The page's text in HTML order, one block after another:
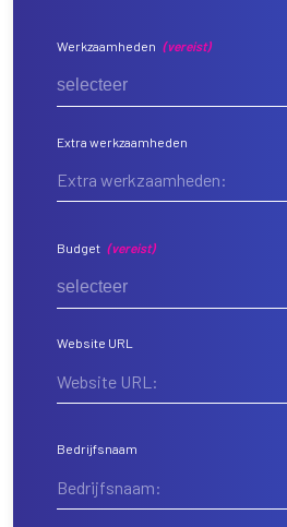
Werkzaamheden (vereist)
selecteer
Extra werkzaamheden
Budget (vereist)
selecteer
Website URL
Bedrijfsnaam